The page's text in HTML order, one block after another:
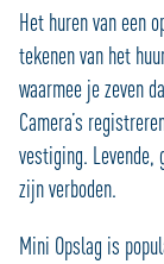
Het huren van een
tekenen van het
waarmee je zeven
Camera’s
vestiging.
zijn verboden.
Mini Opslag is